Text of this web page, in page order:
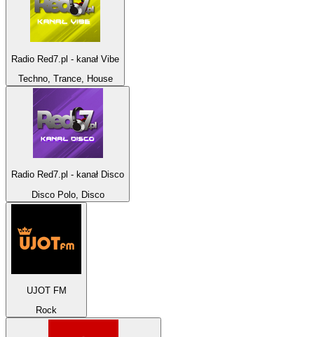
Radio Red7.pl - kanał Vibe
Techno, Trance, House
Radio Red7.pl - kanał Disco
Disco Polo, Disco
UJOT FM
Rock